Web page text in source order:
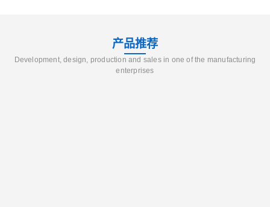
产品推荐
Development, design, production and sales in one of the manufacturing
enterprises